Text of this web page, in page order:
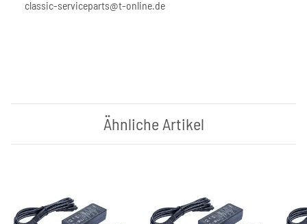
classic-serviceparts@t-online.de
Ähnliche Artikel